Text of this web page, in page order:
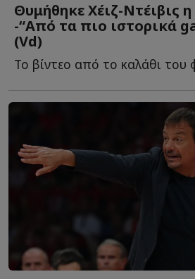
Θυμήθηκε Χέιζ-Ντέιβις
-“Από τα πιο ιστορικά
(Vd)